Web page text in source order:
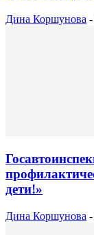
Дина Коршунова -
дети!»
Дина Коршунова -